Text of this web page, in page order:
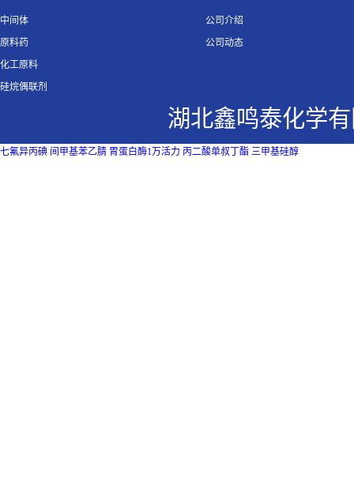
中间体
原料药
化工原料
硅烷偶联剂
公司介绍
公司动态
湖北鑫鸣泰化学
七氟异丙碘 间甲基苯乙腈 胃蛋白酶1万活力 丙二酸单叔丁酯 三甲基硅醇